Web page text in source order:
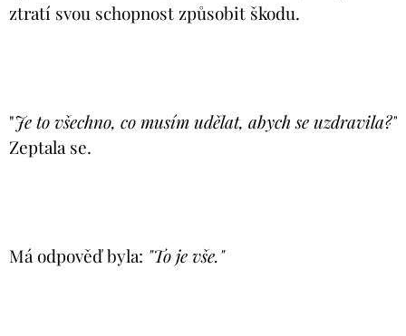
ztratí svou schopnost způsobit škodu.
"Je to všechno, co musím udělat, abych se uzdravila?"
Zeptala se.
Má odpověď byla: "To je vše."